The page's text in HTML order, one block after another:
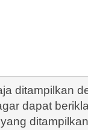
ditampilkan
dapat